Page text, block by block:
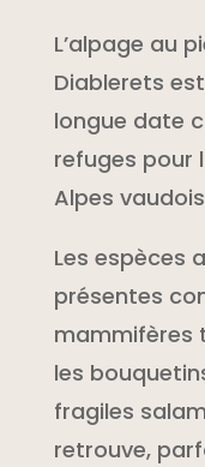
L’alpage au
Diablerets
longue date
refuges pour
Alpes
Les espèces
présentes
mammifères
les
fragiles
retrouve,